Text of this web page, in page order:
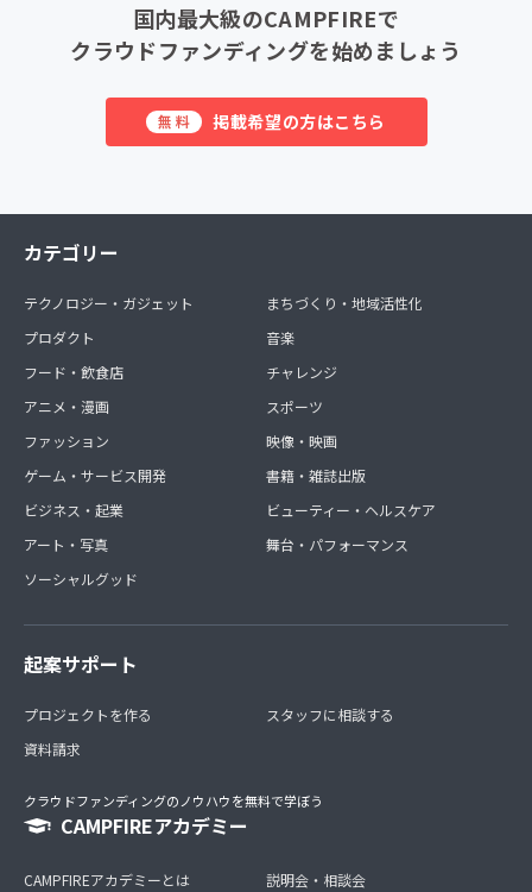
国内最大級のCAMPFIREで
クラウドファンディングを始めましょう
無料 掲載希望の方はこちら
カテゴリー
テクノロジー・ガジェット
プロダクト
フード・飲食店
アニメ・漫画
ファッション
ゲーム・サービス開発
ビジネス・起業
アート・写真
ソーシャルグッド
まちづくり・地域活性化
音楽
チャレンジ
スポーツ
映像・映画
書籍・雑誌出版
ビューティー・ヘルスケア
舞台・パフォーマンス
起案サポート
プロジェクトを作る
資料請求
スタッフに相談する
クラウドファンディングのノウハウを無料で学ぼう
CAMPFIREアカデミー
CAMPFIREアカデミーとは
説明会・相談会